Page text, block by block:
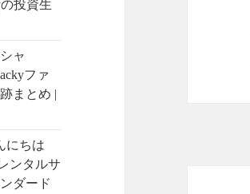
投資生
ャ
ファ
まとめ |
にちは
ンタルサ
ダード